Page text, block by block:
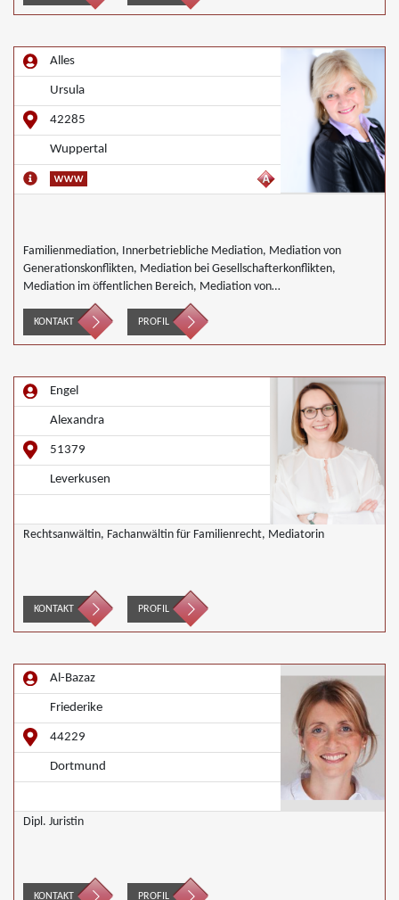
Alles
Ursula
42285
Wuppertal
Familienmediation, Innerbetriebliche Mediation, Mediation von
Generationskonflikten, Mediation bei Gesellschafterkonflikten,
Mediation im öffentlichen Bereich, Mediation von
Unternehmensnachfolgen, Wirtschaftsmediation
KONTAKT PROFIL
Engel
Alexandra
51379
Leverkusen
Rechtsanwältin, Fachanwältin für Familienrecht, Mediatorin
KONTAKT PROFIL
Al-Bazaz
Friederike
44229
Dortmund
Dipl. Juristin
KONTAKT PROFIL